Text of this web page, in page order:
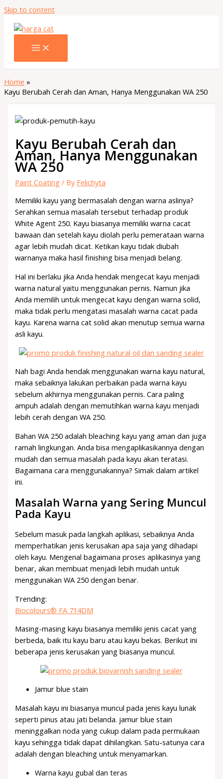
Skip to content
Home
Kayu Berubah Cerah dan Aman, Hanya Menggunakan WA 250
Kayu Berubah Cerah dan
Aman, Hanya Menggunakan
WA 250
Paint Coating / By Felichyta
Memiliki kayu yang bermasalah dengan warna aslinya?
Serahkan semua masalah tersebut terhadap produk
White Agent 250. Kayu biasanya memiliki warna cacat
bawaan dan setelah kayu diolah perlu pemerataan warna
agar lebih mudah dicat. Ketikan kayu tidak diubah
warnanya maka hasil finishing bisa menjadi belang.
Hal ini berlaku jika Anda hendak mengecat kayu menjadi
warna natural yaitu menggunakan pernis. Namun jika
Anda memilih untuk mengecat kayu dengan warna solid,
maka tidak perlu mengatasi masalah warna cacat pada
kayu. Karena warna cat solid akan menutup semua warna
asli kayu.
Nah bagi Anda hendak menggunakan warna kayu natural,
maka sebaiknya lakukan perbaikan pada warna kayu
sebelum akhirnya menggunakan pernis. Cara paling
ampuh adalah dengan memutihkan warna kayu menjadi
lebih cerah dengan WA 250.
Bahan WA 250 adalah bleaching kayu yang aman dan juga
ramah lingkungan. Anda bisa mengaplikasikannya dengan
mudah dan semua masalah pada kayu akan teratasi.
Bagaimana cara menggunakannya? Simak dalam artikel
ini.
Masalah Warna yang Sering Muncul
Pada Kayu
Sebelum masuk pada langkah aplikasi, sebaiknya Anda
memperhatikan jenis kerusakan apa saja yang dihadapi
oleh kayu. Mengenal bagaimana proses aplikasinya yang
benar, akan membuat menjadi lebih mudah untuk
menggunakan WA 250 dengan benar.
Trending:
Biocolours® FA 714DM
Masing-masing kayu biasanya memiliki jenis cacat yang
berbeda, baik itu kayu baru atau kayu bekas. Berikut ini
beberapa jenis kerusakan yang biasanya muncul.
Jamur blue stain
Masalah kayu ini biasanya muncul pada jenis kayu lunak
seperti pinus atau jati belanda. jamur blue stain
meninggalkan noda yang cukup dalam pada permukaan
kayu sehingga tidak dapat dihilangkan. Satu-satunya cara
adalah dengan bleaching untuk menyamarkan.
Warna kayu gubal dan teras